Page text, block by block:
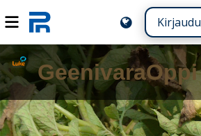
Kirjaudu
GeenivaraOppi